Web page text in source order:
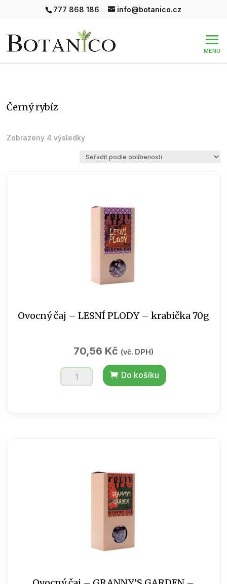
777 868 186 info@botanico.cz
černý rybíz
Zobrazeny 4 výsledkySeřazeno
oblíbenosti
Ovocný čaj – LESNÍ PLODY – krabička 70g
70,56 Kč (vč. DPH)
Ovocný
čaj
množství
Do košíku